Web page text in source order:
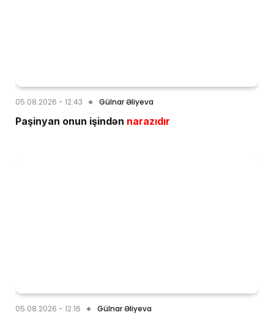
05.08.2026 - 12:43 Gülnar Əliyeva
Paşinyan onun işindən narazıdır
05.08.2026 - 12:16 Gülnar Əliyeva